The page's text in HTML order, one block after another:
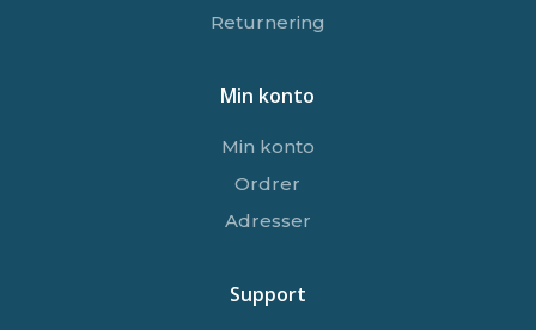
Returnering
Min konto
Min konto
Ordrer
Adresser
Support